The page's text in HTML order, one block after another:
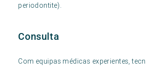
periodontite).
Consulta
Com equipas médicas experientes,